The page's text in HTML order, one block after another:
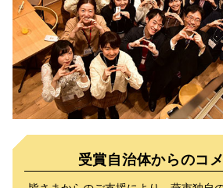
受賞自治体からのコ